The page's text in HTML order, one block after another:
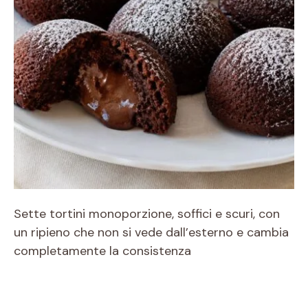
Sette tortini monoporzione, soffici e scuri, con
un ripieno che non si vede dall’esterno e cambia
completamente la consistenza